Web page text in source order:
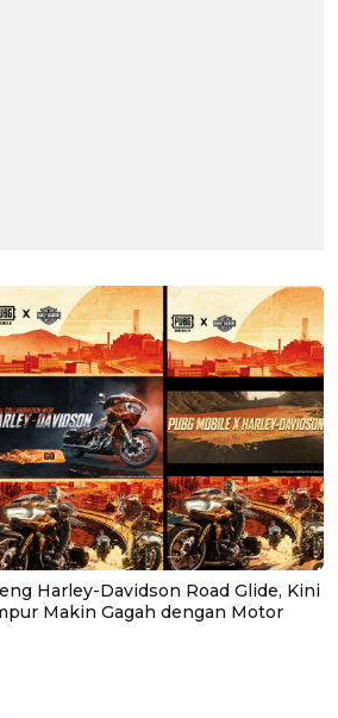
Harley-Davidson Road Glide, Kini
Makin Gagah dengan Motor